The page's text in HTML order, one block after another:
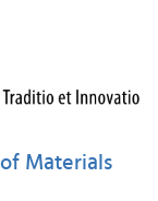
Materials